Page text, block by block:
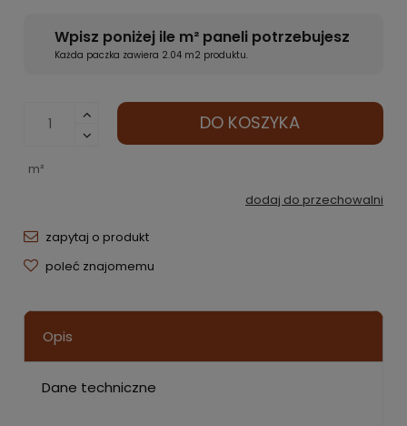
Wpisz poniżej ile m² paneli potrzebujesz
Każda paczka zawiera 2.04 m2 produktu.
m²
DO KOSZYKA
dodaj do przechowalni
zapytaj o produkt
poleć znajomemu
Opis
Dane techniczne